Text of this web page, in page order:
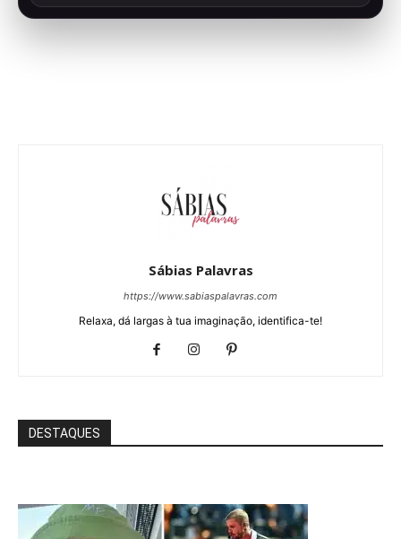
Sábias Palavras
https://www.sabiaspalavras.com
Relaxa, dá largas à tua imaginação, identifica-te!
DESTAQUES